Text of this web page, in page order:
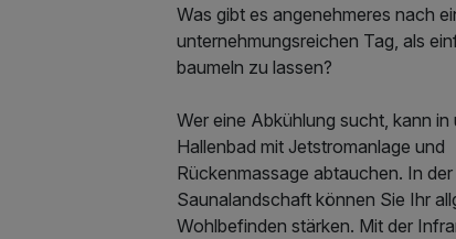
Was gibt es angenehmeres nach
unternehmungsreichen Tag, als
baumeln zu lassen?
Wer eine Abkühlung sucht, kann in
Hallenbad mit Jetstromanlage und
Rückenmassage abtauchen. In der
Saunalandschaft können Sie Ihr
Wohlbefinden stärken. Mit der